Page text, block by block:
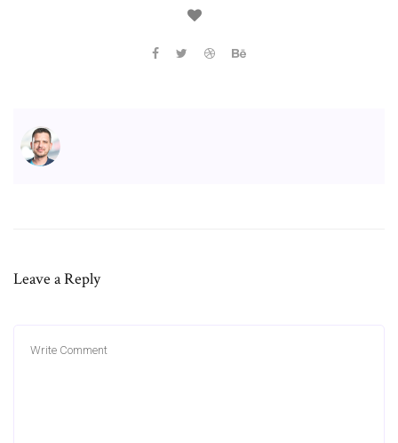
Leave a Reply